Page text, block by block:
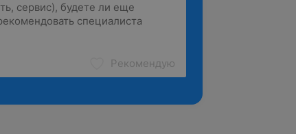
Рекомендую